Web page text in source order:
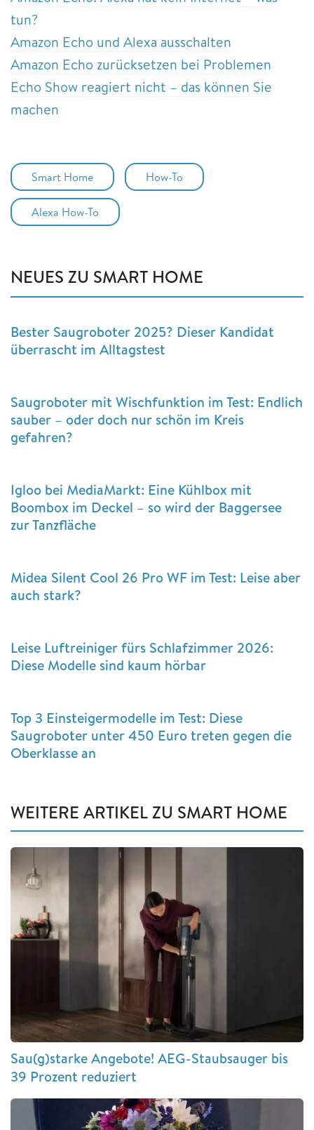
tun?
Amazon Echo und Alexa ausschalten
Amazon Echo zurücksetzen bei Problemen
Echo Show reagiert nicht – das können Sie
machen
Smart Home How-To
Alexa How-To
NEUES ZU SMART HOME
Bester Saugroboter 2025? Dieser Kandidat
überrascht im Alltagstest
Saugroboter mit Wischfunktion im Test: Endlich
sauber – oder doch nur schön im Kreis
gefahren?
Igloo bei MediaMarkt: Eine Kühlbox mit
Boombox im Deckel – so wird der Baggersee
zur Tanzfläche
Midea Silent Cool 26 Pro WF im Test: Leise aber
auch stark?
Leise Luftreiniger fürs Schlafzimmer 2026:
Diese Modelle sind kaum hörbar
Top 3 Einsteigermodelle im Test: Diese
Saugroboter unter 450 Euro treten gegen die
Oberklasse an
WEITERE ARTIKEL ZU SMART HOME
Sau(g)starke Angebote! AEG-Staubsauger bis
39 Prozent reduziert